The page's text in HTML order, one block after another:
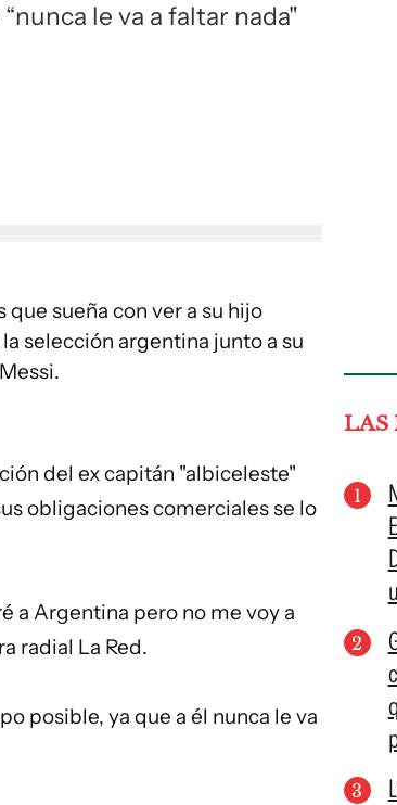
le va a faltar nada"
sueña con ver a su hijo
selección argentina junto a su
del ex capitán "albiceleste"
obligaciones comerciales se lo
a Argentina pero no me voy a
radial La Red.
posible, ya que a él nunca le va
LAS